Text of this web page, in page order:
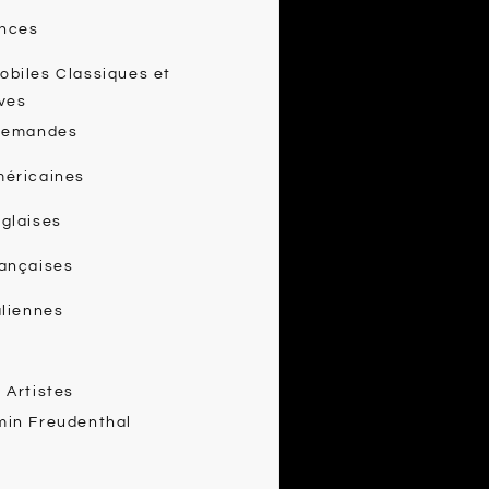
Classiques et
Artistes
Freudenthal